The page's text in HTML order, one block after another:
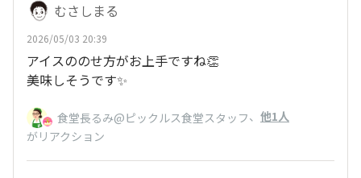
むさしまる
2026/05/03 20:39
アイスののせ方がお上手ですね👏
美味しそうです✨️
食堂長るみ@ピックルス食堂スタッフ、 他1人
がリアクション